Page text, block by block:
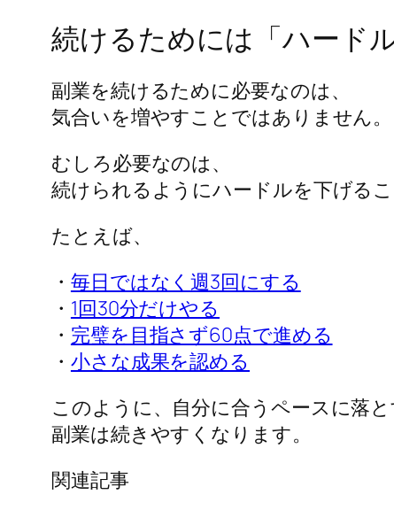
続けるためには「ハード
副業を続けるために必要なのは、
気合いを増やすことではありません。
むしろ必要なのは、
続けられるようにハードルを下げるこ
たとえば、
・ 毎日ではなく週3回にする
・ 1回30分だけやる
・ 完璧を目指さず60点で進める
・ 小さな成果を認める
このように、自分に合うペースに落と
副業は続きやすくなります。
関連記事